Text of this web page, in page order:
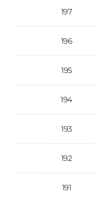
197
196
195
194
193
192
191